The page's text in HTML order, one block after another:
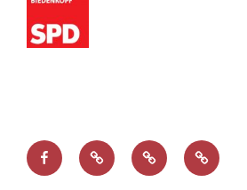
FacebookPrivatsphäre-
Einstellungen
Historie
der